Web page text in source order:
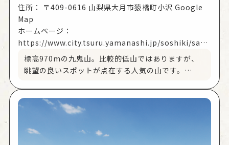
寺を目指し、古宿橋、高川橋を渡って山道を進むと
指導標があり、右に進むと古宿コースです。古宿コ
ースは都留市側のコースでは一番登りやすく、天気
が良ければ川茂堰堤から富士山を眺めることもでき
④シラノサワコース
禾生駅からは古宿コースと同じ道を進み、山道の指
導標を左に進むとシラノサワコースになります。起
伏に富んでいて岩場をよじ登る箇所もあり、熟練者
向けのコースです。
は悪路ですので、普通車輌の侵入は困難です。ご注
住所：
〒409-0616 山梨県大月市猿橋町小沢 Google
Map
ホームページ：
https://www.city.tsuru.yamanashi.jp/soshiki/sang
yo/shoko_t/5/1329.html
標高970mの九鬼山。比較的低山ではありますが、
眺望の良いスポットが点在する人気の山です。
らのアクセスもよく、日帰りハイクにもおすすめで
①禾生駅側コース